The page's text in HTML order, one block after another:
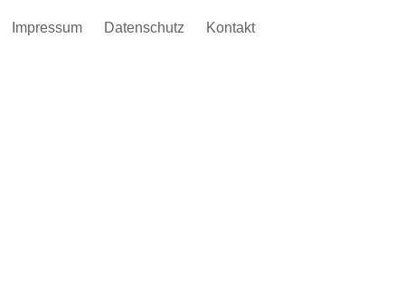
Impressum Datenschutz Kontakt